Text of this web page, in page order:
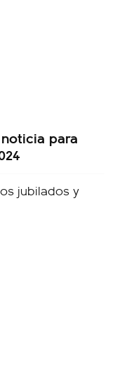
para